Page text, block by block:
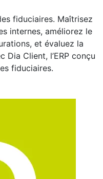
fiduciaires. Maîtrisez
internes, améliorez le
et évaluez la
Client, l’ERP conçu
fiduciaires.